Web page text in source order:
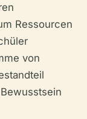
Ressourcen
von